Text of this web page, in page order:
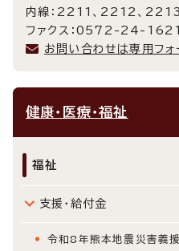
内線：2211、2212、
ファクス：0572-24-1621
お問い合わせは専用フォ
健康・医療・福祉
福祉
支援・給付金
令和8年熊本地震災害義